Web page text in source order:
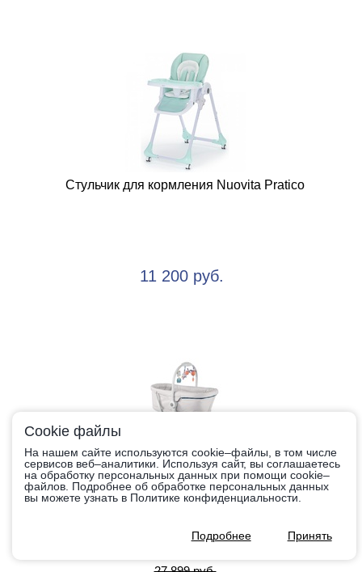
Стульчик для кормления Nuovita Pratico
11 200 руб.
Кровать - стульчик Chicco Baby Hug 4 в 1
Cookie файлы
На нашем сайте используются cookie–файлы, в том числе
сервисов веб–аналитики. Используя сайт, вы соглашаетесь
на обработку персональных данных при помощи cookie–
файлов. Подробнее об обработке персональных данных
вы можете узнать в Политике конфиденциальности.
Подробнее Принять